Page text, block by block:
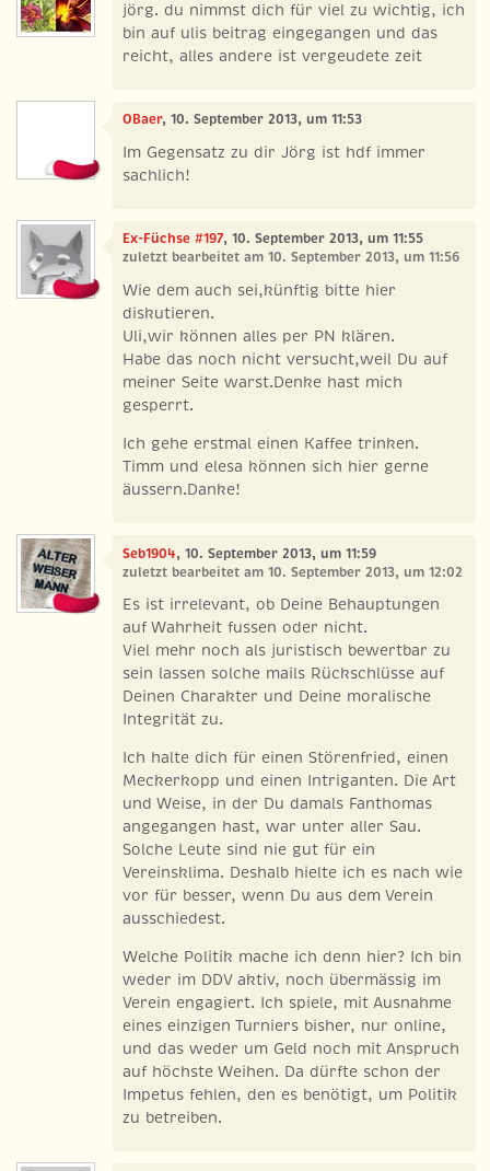
jörg. du nimmst dich für viel zu wichtig, ich
bin auf ulis beitrag eingegangen und das
reicht, alles andere ist vergeudete zeit
OBaer, 10. September 2013, um 11:53
Im Gegensatz zu dir Jörg ist hdf immer
sachlich!
Ex-Füchse #197, 10. September 2013, um 11:55
zuletzt bearbeitet am 10. September 2013, um 11:56
Wie dem auch sei,künftig bitte hier
diskutieren.
Uli,wir können alles per PN klären.
Habe das noch nicht versucht,weil Du auf
meiner Seite warst.Denke hast mich
gesperrt.
Ich gehe erstmal einen Kaffee trinken.
Timm und elesa können sich hier gerne
äussern.Danke!
Seb1904, 10. September 2013, um 11:59
zuletzt bearbeitet am 10. September 2013, um 12:02
Es ist irrelevant, ob Deine Behauptungen
auf Wahrheit fussen oder nicht.
Viel mehr noch als juristisch bewertbar zu
sein lassen solche mails Rückschlüsse auf
Deinen Charakter und Deine moralische
Integrität zu.
Ich halte dich für einen Störenfried, einen
Meckerkopp und einen Intriganten. Die Art
und Weise, in der Du damals Fanthomas
angegangen hast, war unter aller Sau.
Solche Leute sind nie gut für ein
Vereinsklima. Deshalb hielte ich es nach wie
vor für besser, wenn Du aus dem Verein
ausschiedest.
Welche Politik mache ich denn hier? Ich bin
weder im DDV aktiv, noch übermässig im
Verein engagiert. Ich spiele, mit Ausnahme
eines einzigen Turniers bisher, nur online,
und das weder um Geld noch mit Anspruch
auf höchste Weihen. Da dürfte schon der
Impetus fehlen, den es benötigt, um Politik
zu betreiben.